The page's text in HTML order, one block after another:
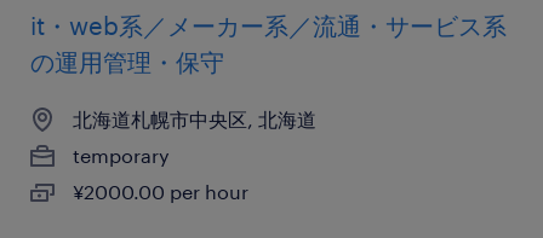
it・web系／メーカー系／流通・サービス系
の運用管理・保守
北海道札幌市中央区, 北海道
temporary
¥2000.00 per hour